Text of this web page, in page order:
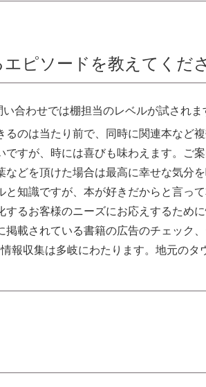
ピソードを教えてくだ
合わせでは棚担当のレベルが試され
るのは当たり前で、同時に関連本など
ですが、時には喜びも味わえます。ご
などを頂けた場合は最高に幸せな気分を
と知識ですが、本が好きだからと言っ
するお客様のニーズにお応えするため
掲載されている書籍の広告のチェック
報収集は多岐にわたります。地元のタ